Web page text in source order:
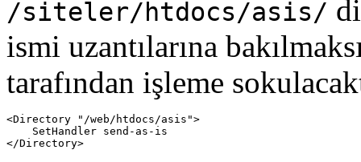
/siteler/htdocs/asis/
ismi uzantılarına
tarafından işleme
<Directory "/web/htdocs/asis">
    SetHandler send-as-is
</Directory>